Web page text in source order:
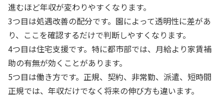
進むほど年収が変わりやすくなります。
3つ目は処遇改善の配分です。園によって透明性に差があ
り、ここを確認するだけで判断しやすくなります。
4つ目は住宅支援です。特に都市部では、月給より家賃補
助の有無が効くことがあります。
5つ目は働き方です。正規、契約、非常勤、派遣、短時間
正規では、年収だけでなく将来の伸び方も違います。